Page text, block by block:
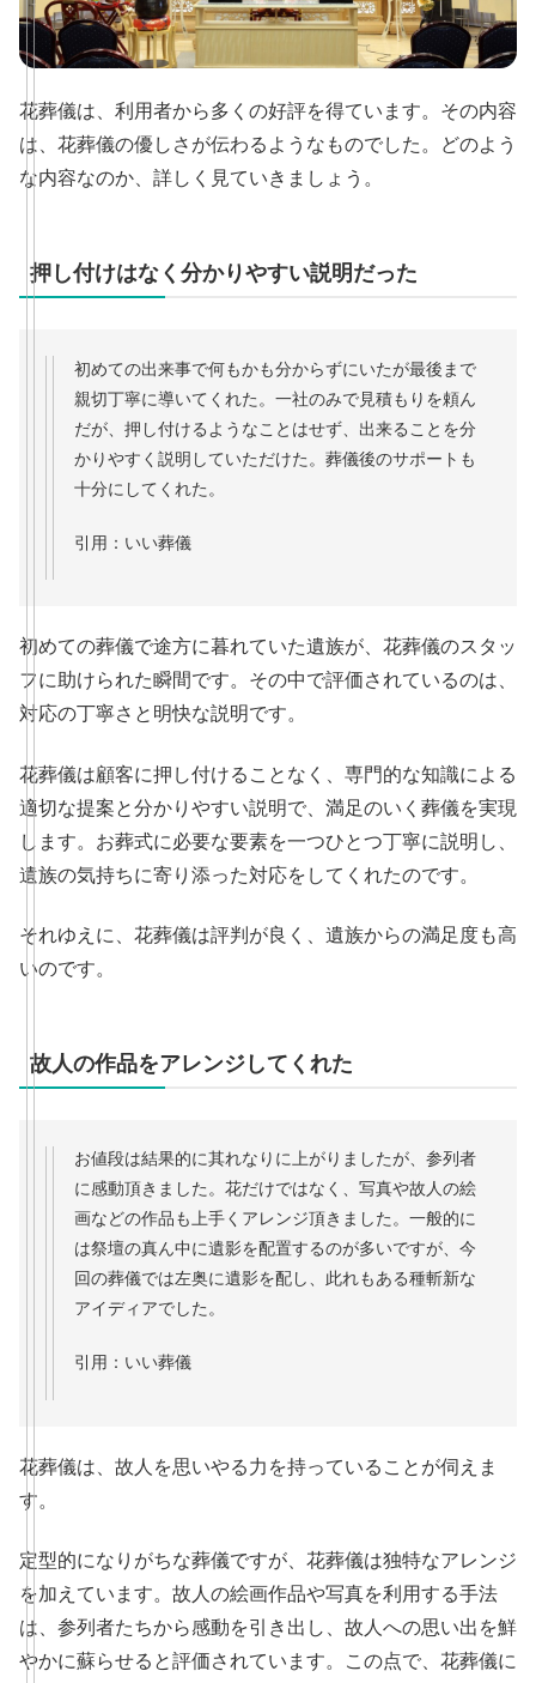
花葬儀は、利用者から多くの好評を得ています。その内容
は、花葬儀の優しさが伝わるようなものでした。どのよう
な内容なのか、詳しく見ていきましょう。
押し付けはなく分かりやすい説明だった
初めての出来事で何もかも分からずにいたが最後まで
親切丁寧に導いてくれた。一社のみで見積もりを頼ん
だが、押し付けるようなことはせず、出来ることを分
かりやすく説明していただけた。葬儀後のサポートも
十分にしてくれた。
引用：いい葬儀
初めての葬儀で途方に暮れていた遺族が、花葬儀のスタッ
フに助けられた瞬間です。その中で評価されているのは、
対応の丁寧さと明快な説明です。
花葬儀は顧客に押し付けることなく、専門的な知識による
適切な提案と分かりやすい説明で、満足のいく葬儀を実現
します。お葬式に必要な要素を一つひとつ丁寧に説明し、
遺族の気持ちに寄り添った対応をしてくれたのです。
それゆえに、花葬儀は評判が良く、遺族からの満足度も高
いのです。
故人の作品をアレンジしてくれた
お値段は結果的に其れなりに上がりましたが、参列者
に感動頂きました。花だけではなく、写真や故人の絵
画などの作品も上手くアレンジ頂きました。一般的に
は祭壇の真ん中に遺影を配置するのが多いですが、今
回の葬儀では左奥に遺影を配し、此れもある種斬新な
アイディアでした。
引用：いい葬儀
花葬儀は、故人を思いやる力を持っていることが伺えま
す。
定型的になりがちな葬儀ですが、花葬儀は独特なアレンジ
を加えています。故人の絵画作品や写真を利用する手法
は、参列者たちから感動を引き出し、故人への思い出を鮮
やかに蘇らせると評価されています。この点で、花葬儀に